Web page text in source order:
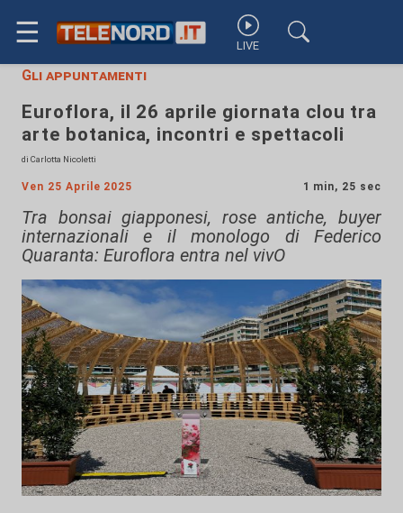
☰ LIVE
Gli appuntamenti
Euroflora, il 26 aprile giornata clou tra
arte botanica, incontri e spettacoli
di Carlotta Nicoletti
Ven 25 Aprile 2025 1 min, 25 sec
Tra bonsai giapponesi, rose antiche, buyer
internazionali e il monologo di Federico
Quaranta: Euroflora entra nel vivO